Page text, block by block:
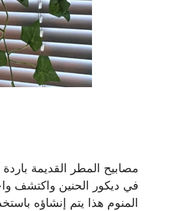
مصابيح المطر القديمة
في ديكور الحنين واكتشف
المنوم هذا يتم إنشاؤه